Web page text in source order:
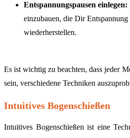
Entspannungspausen einlegen:
einzubauen, die Dir
wiederherstellen.
Es ist wichtig zu beachten, dass jeder
sein, verschiedene Techniken
Intuitives Bogenschießen
Intuitives Bogenschießen ist eine